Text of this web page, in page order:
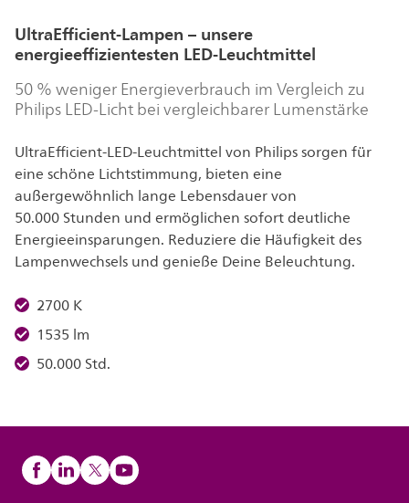
UltraEfficient-Lampen – unsere
energieeffizientesten LED-Leuchtmittel
50 % weniger Energieverbrauch im Vergleich zu
Philips LED-Licht bei vergleichbarer Lumenstärke
UltraEfficient-LED-Leuchtmittel von Philips sorgen für
eine schöne Lichtstimmung, bieten eine
außergewöhnlich lange Lebensdauer von
50.000 Stunden und ermöglichen sofort deutliche
Energieeinsparungen. Reduziere die Häufigkeit des
Lampenwechsels und genieße Deine Beleuchtung.
2700 K
1535 lm
50.000 Std.